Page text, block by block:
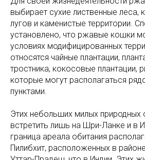
выбирает сухие лиственные леса,
лугов и каменистые территории.
установлено, что ржавые кошки
условиях модифицированных
относятся чайные плантации,
тростника, кокосовые плантации,
которые могут располагаться
пунктами.
Этих небольших милых природных
встретить лишь на Шри-Ланке и в
граница ареала обитания
Пилибхит, расположенных в